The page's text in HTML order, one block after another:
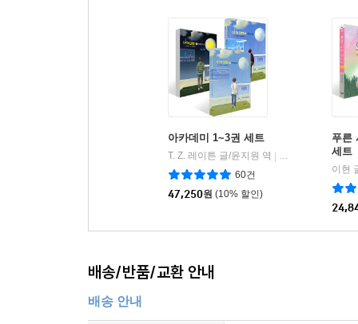
아카데미 1~3권 세트
T. Z. 레이튼 글/윤지원 역
지양사
60건
47,250원 (10% 할인)
푸른
세트
이현
배송/반품/교환 안내
배송 안내